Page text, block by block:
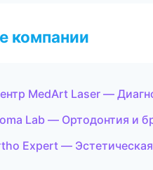
компании
MedArt Laser —
Lab — Ортодонтия и
Expert —